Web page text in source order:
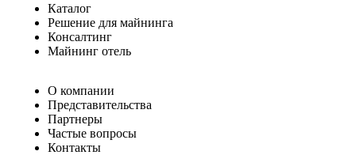
Каталог
Решение для майнинга
Консалтинг
Майнинг отель
О компании
Представительства
Партнеры
Частые вопросы
Контакты